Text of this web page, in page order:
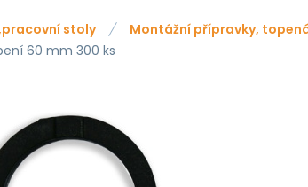
stoly
Montážní přípravky,
60 mm 300 ks